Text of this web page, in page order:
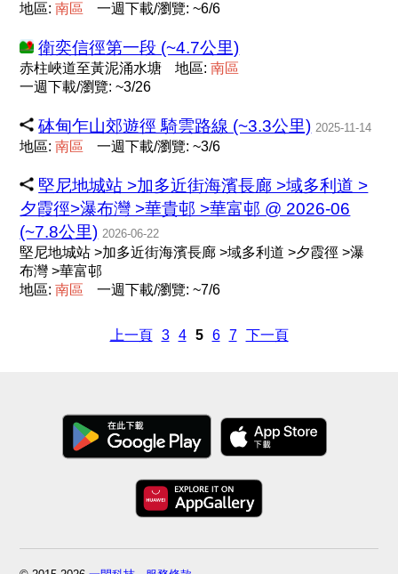
地區:南區 一週下載/瀏覽: ~6/6
衛奕信徑第一段 (~4.7公里)
赤柱峽道至黃泥涌水塘 地區:南區
一週下載/瀏覽: ~3/26
砵甸乍山郊遊徑 騎雲路線 (~3.3公里) 2025-11-14
地區:南區 一週下載/瀏覽: ~3/6
堅尼地城站 >加多近街海濱長廊 >域多利道 >
夕霞徑>瀑布灣 >華貴邨 >華富邨 @ 2026-06
(~7.8公里) 2026-06-22
堅尼地城站 >加多近街海濱長廊 >域多利道 >夕霞徑 >瀑
布灣 >華富邨
地區:南區 一週下載/瀏覽: ~7/6
上一頁 3 4 5 6 7 下一頁